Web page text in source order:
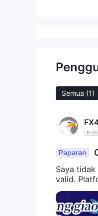
Semua (1)
6-
Paparan
Saya tidak
valid.